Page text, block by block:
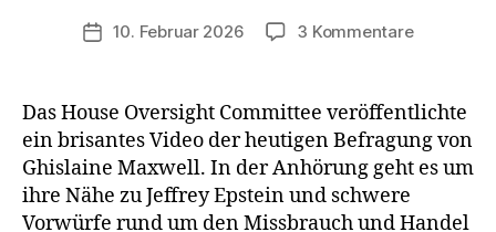
Veröffentlichungsdatum
10. Februar 2026 3 Kommentarezu
gegen
–
Entlastung
Trump,
Das House Oversight Committee veröffentlichte
ein brisantes Video der heutigen Befragung von
Ghislaine Maxwell. In der Anhörung geht es um
ihre Nähe zu Jeffrey Epstein und schwere
Vorwürfe rund um den Missbrauch und Handel